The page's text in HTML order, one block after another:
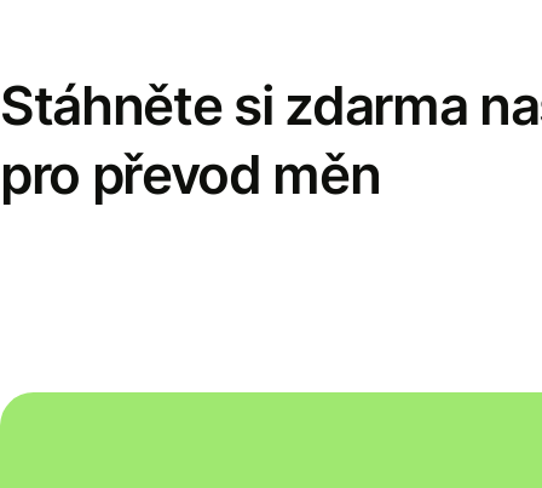
Stáhněte si zdarma
pro převod měn